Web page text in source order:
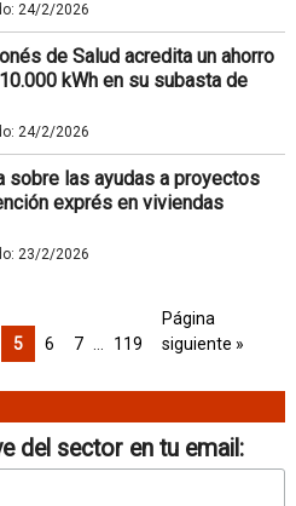
24/2/2026
de Salud acredita un ahorro
kWh en su subasta de
24/2/2026
sobre las ayudas a proyectos
exprés en viviendas
23/2/2026
5 6 7 119
Página
siguiente »
del sector en tu email: